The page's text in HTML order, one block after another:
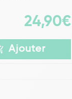
24,90€
Ajouter